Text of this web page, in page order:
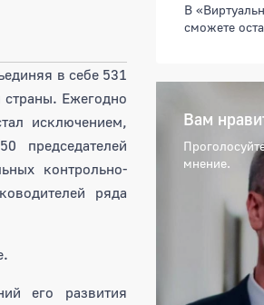
в себе 531
Ежегодно
исключением,
председателей
контрольно-
ряда
его развития
В
сможете
Вам
мнение.